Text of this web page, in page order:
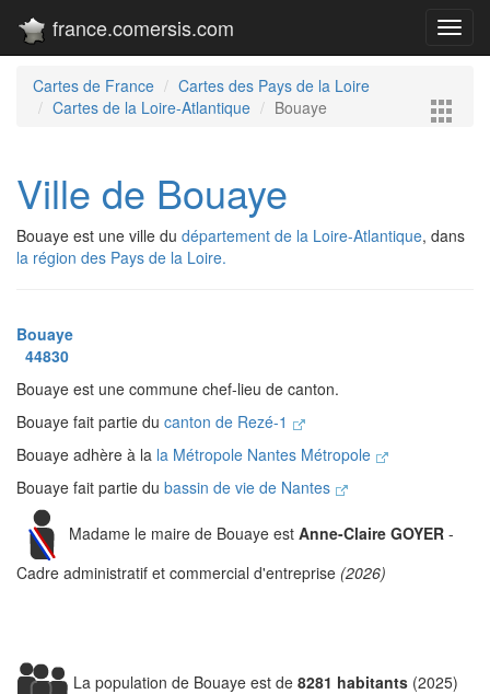
france.comersis.com
Cartes de France
Cartes des Pays de la Loire
Cartes de la Loire-Atlantique
Bouaye
Ville de Bouaye
Bouaye est une ville du département de la Loire-Atlantique, dans
la région des Pays de la Loire.
Bouaye
44830
Bouaye est une commune chef-lieu de canton.
Bouaye fait partie du canton de Rezé-1
Bouaye adhère à la la Métropole Nantes Métropole
Bouaye fait partie du bassin de vie de Nantes
Madame le maire de Bouaye est Anne-Claire GOYER -
Cadre administratif et commercial d'entreprise (2026)
La population de Bouaye est de 8281 habitants (2025)